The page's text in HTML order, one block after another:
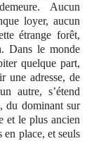
Aucun
loyer, aucun
étrange forêt,
Dans le monde
quelque part,
une adresse, de
autre, s’étend
du dominant sur
et le plus ancien
place, et seuls